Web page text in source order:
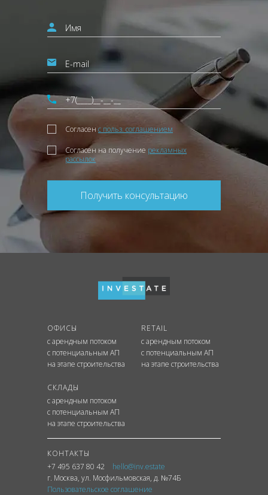
Согласен с польз. соглашением
Согласен на получение рекламных
рассылок
Получить консультацию
ОФИСЫ
с арендным потоком
с потенциальным АП
на этапе строительства
RETAIL
с арендным потоком
с потенциальным АП
на этапе строительства
СКЛАДЫ
с арендным потоком
с потенциальным АП
на этапе строительства
КОНТАКТЫ
+7 495 637 80 42
hello@inv.estate
г. Москва, ул. Мосфильмовская, д. №74Б
Пользовательское соглашение